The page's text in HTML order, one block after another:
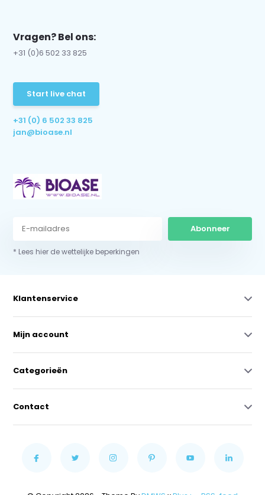
Vragen? Bel ons:
+31 (0)6 502 33 825
Start live chat
+31 (0) 6 502 33 825
jan@bioase.nl
Abonneer
* Lees hier de wettelijke beperkingen
Klantenservice
Mijn account
Categorieën
Contact